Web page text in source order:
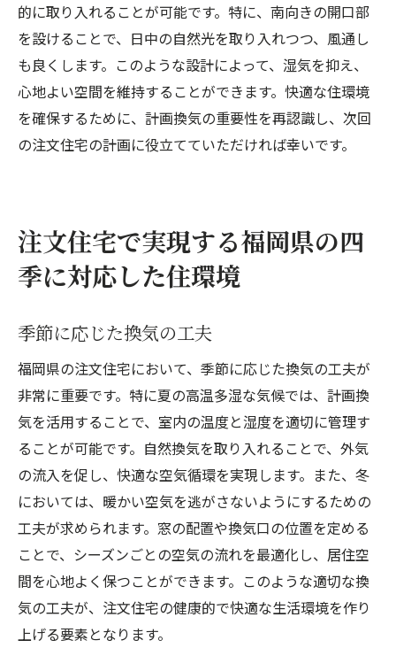
的に取り入れることが可能です。特に、南向きの開口部
を設けることで、日中の自然光を取り入れつつ、風通し
も良くします。このような設計によって、湿気を抑え、
心地よい空間を維持することができます。快適な住環境
を確保するために、計画換気の重要性を再認識し、次回
の注文住宅の計画に役立てていただければ幸いです。
注文住宅で実現する福岡県の四
季に対応した住環境
季節に応じた換気の工夫
福岡県の注文住宅において、季節に応じた換気の工夫が
非常に重要です。特に夏の高温多湿な気候では、計画換
気を活用することで、室内の温度と湿度を適切に管理す
ることが可能です。自然換気を取り入れることで、外気
の流入を促し、快適な空気循環を実現します。また、冬
においては、暖かい空気を逃がさないようにするための
工夫が求められます。窓の配置や換気口の位置を定める
ことで、シーズンごとの空気の流れを最適化し、居住空
間を心地よく保つことができます。このような適切な換
気の工夫が、注文住宅の健康的で快適な生活環境を作り
上げる要素となります。